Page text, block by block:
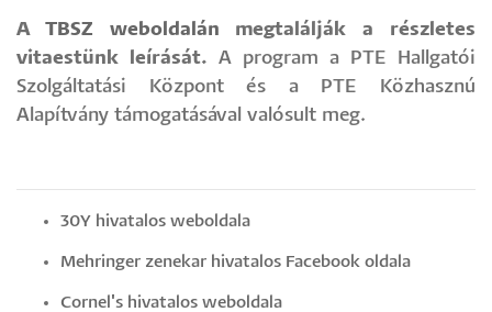
A TBSZ weboldalán megtalálják a részletes
vitaestünk leírását. A program a PTE Hallgatói
Szolgáltatási Központ és a PTE Közhasznú
Alapítvány támogatásával valósult meg.
30Y hivatalos weboldala
Mehringer zenekar hivatalos Facebook oldala
Cornel's hivatalos weboldala